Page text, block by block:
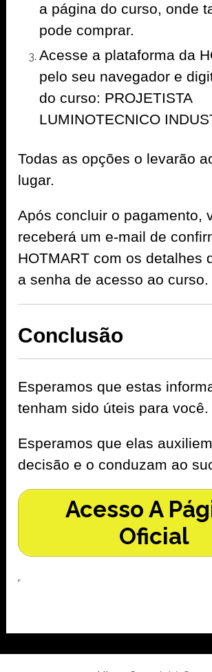
a página do curso, onde
pode comprar.
Acesse a plataforma da
pelo seu navegador e
do curso: PROJETISTA
LUMINOTECNICO
Todas as opções o levarão
lugar.
Após concluir o pagamento,
receberá um e-mail de
HOTMART com os detalhes
a senha de acesso ao curso.
Conclusão
Esperamos que estas
tenham sido úteis para você.
Esperamos que elas
decisão e o conduzam ao
Acesso A
Oficial